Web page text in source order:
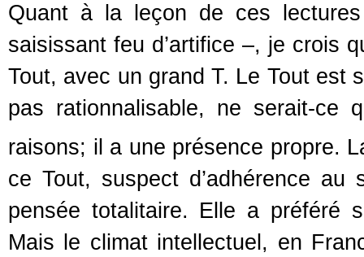
Quant à la leçon de ces
saisissant feu d’artifice –, je crois
Tout, avec un grand T. Le Tout est
pas rationnalisable, ne serait-ce
raisons; il a une présence propre.
ce Tout, suspect d’adhérence
pensée totalitaire. Elle a préféré
Mais le climat intellectuel, en